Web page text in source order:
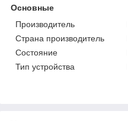
Основные
Производитель
Страна производитель
Состояние
Тип устройства